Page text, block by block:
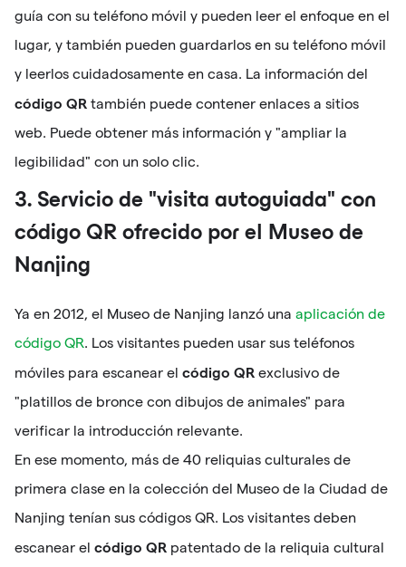
guía con su teléfono móvil y pueden leer el enfoque en el
lugar, y también pueden guardarlos en su teléfono móvil
y leerlos cuidadosamente en casa. La información del
código QR también puede contener enlaces a sitios
web. Puede obtener más información y "ampliar la
legibilidad" con un solo clic.
3. Servicio de "visita autoguiada" con
código QR ofrecido por el Museo de
Nanjing
Ya en 2012, el Museo de Nanjing lanzó una aplicación de
código QR. Los visitantes pueden usar sus teléfonos
móviles para escanear el código QR exclusivo de
"platillos de bronce con dibujos de animales" para
verificar la introducción relevante.
En ese momento, más de 40 reliquias culturales de
primera clase en la colección del Museo de la Ciudad de
Nanjing tenían sus códigos QR. Los visitantes deben
escanear el código QR patentado de la reliquia cultural